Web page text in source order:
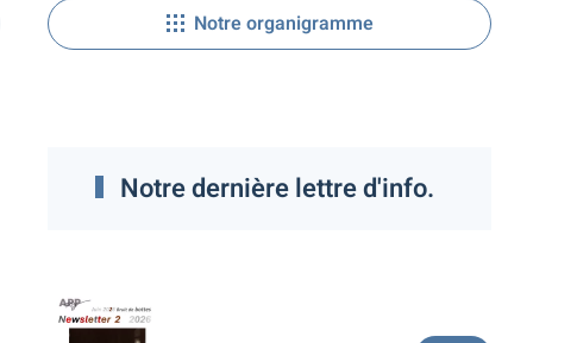
Notre organigramme
Notre dernière lettre d'info.